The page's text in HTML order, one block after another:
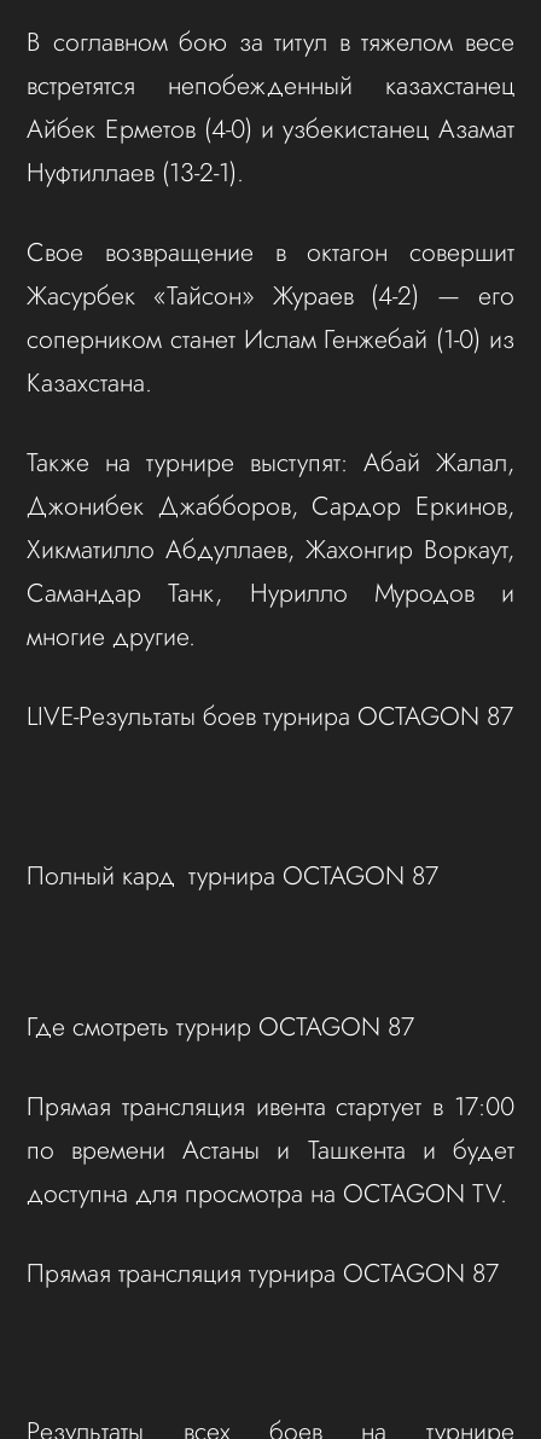
В соглавном бою за титул в тяжелом весе
встретятся непобежденный казахстанец
Айбек Ерметов (4-0) и узбекистанец Азамат
Нуфтиллаев (13-2-1).
Свое возвращение в октагон совершит
Жасурбек «Тайсон» Жураев (4-2) — его
соперником станет Ислам Генжебай (1-0) из
Казахстана.
Также на турнире выступят: Абай Жалал,
Джонибек Джабборов, Сардор Еркинов,
Хикматилло Абдуллаев, Жахонгир Воркаут,
Самандар Танк, Нурилло Муродов и
многие другие.
LIVE-Результаты боев турнира OCTAGON 87
Полный кард турнира OCTAGON 87
Где смотреть турнир OCTAGON 87
Прямая трансляция ивента стартует в 17:00
по времени Астаны и Ташкента и будет
доступна для просмотра на OCTAGON TV.
Прямая трансляция турнира OCTAGON 87